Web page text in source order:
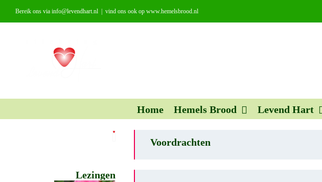
naar
Bereik ons via info@levendhart.nl vind ons ook op www.hemelsbrood.nl
Home Hemels Brood Levend Hart
Voordrachten
Lezingen